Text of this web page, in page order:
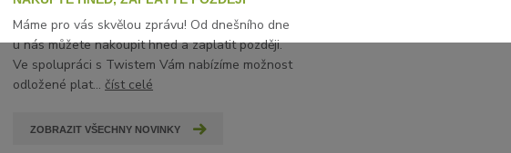
Máme pro vás skvělou zprávu! Od dnešního dne
u nás můžete nakoupit hned a zaplatit později.
Ve spolupráci s Twistem Vám nabízíme možnost
odložené plat...číst celé
ZOBRAZIT VŠECHNY NOVINKY